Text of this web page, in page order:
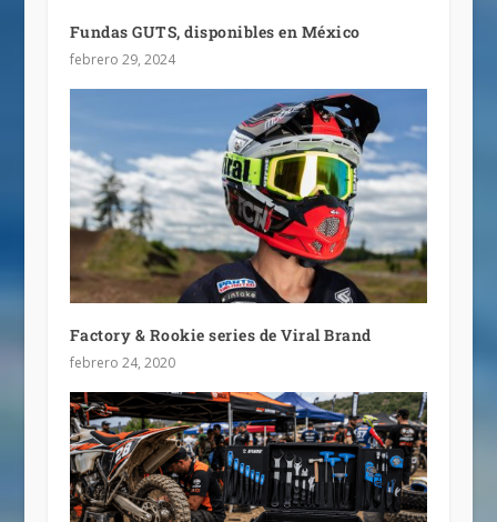
Fundas GUTS, disponibles en México
febrero 29, 2024
Factory & Rookie series de Viral Brand
febrero 24, 2020